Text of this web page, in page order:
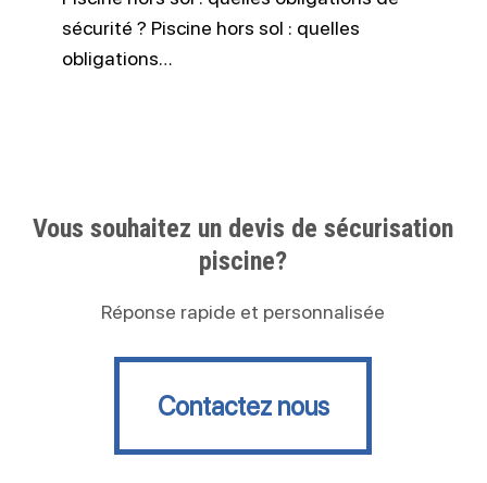
sécurité ? Piscine hors sol : quelles
obligations…
Vous souhaitez un devis de sécurisation
piscine?
Réponse rapide et personnalisée
Contactez nous
Contactez nous